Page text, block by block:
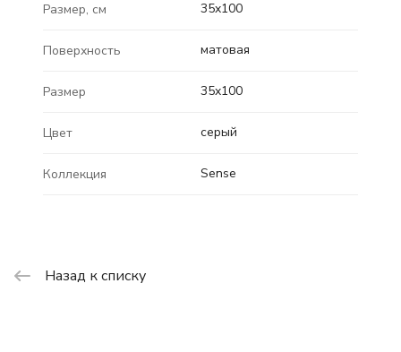
Размер, см 35x100
Поверхность матовая
Размер 35x100
Цвет серый
Коллекция Sense
Назад к списку